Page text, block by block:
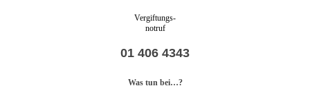
Vergiftungs-
notruf
01 406 4343
Was tun bei…?